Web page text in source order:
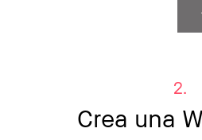
2.
Crea una